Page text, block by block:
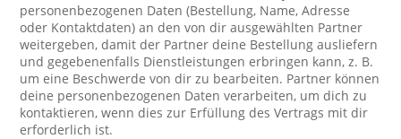
personenbezogenen Daten (Bestellung, Name, Adresse
oder Kontaktdaten) an den von dir ausgewählten Partner
weitergeben, damit der Partner deine Bestellung ausliefern
und gegebenenfalls Dienstleistungen erbringen kann, z. B.
um eine Beschwerde von dir zu bearbeiten. Partner können
deine personenbezogenen Daten verarbeiten, um dich zu
kontaktieren, wenn dies zur Erfüllung des Vertrags mit dir
erforderlich ist.